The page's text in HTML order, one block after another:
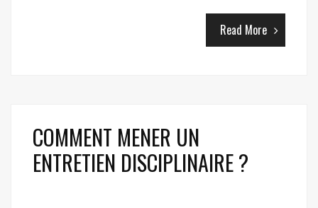
Read More
COMMENT MENER UN
ENTRETIEN DISCIPLINAIRE ?